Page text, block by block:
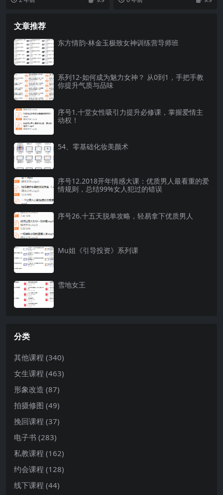
文章推荐
东方情韵-林金玉极致女神训练营导师班
系列12-如何成为魅力女神？ 从0到1，手把手教
你提升气质与品味
序号1.十堂女性吸引力提升必修课，掌握爱情主
动权！
54、零基础化妆美颜术
序号12.2018开年情感大课：优质男人最看重的爱
情规则，总结99%女人犯过的错误
序号26.十五天脱单攻略，轻易拿下优质男人
Mu姐《引导投资》系列课
雪地女王
分类
其他课程 (340)
女生课程 (463)
形象改造 (87)
拍摄修图 (49)
挽回课程 (37)
电子书 (283)
私教课程 (162)
约会课程 (128)
线下课程 (44)